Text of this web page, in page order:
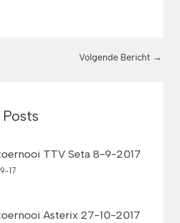
Volgende Bericht →
TTV Seta 8-9-2017
17
Asterix 27-10-2017